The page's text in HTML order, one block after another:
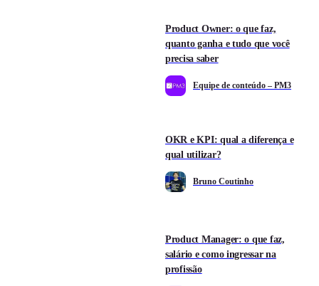
Product Owner: o que faz,
quanto ganha e tudo que você
precisa saber
Equipe de conteúdo – PM3
OKR e KPI: qual a diferença e
qual utilizar?
Bruno Coutinho
Product Manager: o que faz,
salário e como ingressar na
profissão